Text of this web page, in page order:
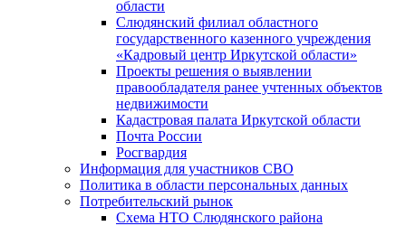
области
Слюдянский филиал областного
государственного казенного учреждения
«Кадровый центр Иркутской области»
Проекты решения о выявлении
правообладателя ранее учтенных объектов
недвижимости
Кадастровая палата Иркутской области
Почта России
Росгвардия
Информация для участников СВО
Политика в области персональных данных
Потребительский рынок
Схема НТО Слюдянского района